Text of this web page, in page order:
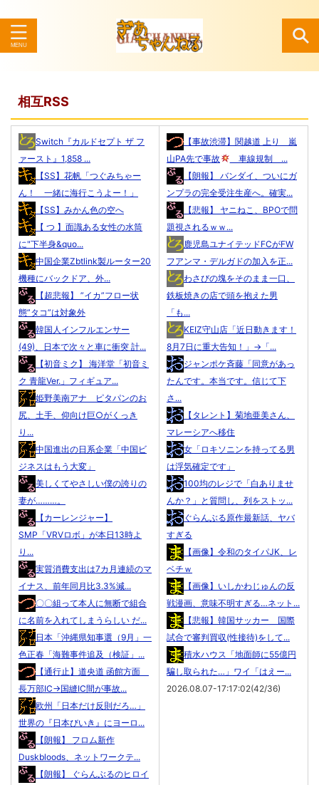
検索
相互RSS
Switch『カルドセプト ザ フ
ァースト』1,858 ...
【SS】花帆「つぐみちゃー
ん！ 一緒に海行こうよー！」
【SS】みかん色の空へ
【 つ 】面識ある女性の水筒
に"下半身&quo...
中国企業Zbtlink製ルーター20
機種にバックドア、外...
【超悲報】 ”イカ”フロー状
態”タコ”は対象外
韓国人インフルエンサー
(49)、日本で次々と車に衝突 計...
【初音ミク】 海洋堂「初音ミ
ク 青龍Ver.」フィギュア...
姫野美南アナ ピタパンのお
尻、土手、仰向け巨○がくっき
り...
中国進出の日系企業「中国ビ
ジネスはもう大変」
美しくてやさしい僕の誇りの
妻が………。
【カーレンジャー】
SMP「VRVロボ」が本日13時よ
り...
実質消費支出は7カ月連続のマ
イナス、前年同月比3.3%減...
〇〇組って本人に無断で組合
に名前を入れてしまうらしい だ...
日本「沖縄県知事選（9月」一
色正春「海難事件追及（検証」...
【通行止】道央道 函館方面
長万部IC→国縫IC間が事故...
欧州「日本だけ反則だろ…」
世界の『日本びいき』にヨーロ...
【朗報】 フロム新作
Duskbloods、ネットワークテ...
【朗報】 ぐらんぶるのヒロイ
【事故渋滞】関越道 上り 嵐
山PA先で事故
車線規制 ...
【朗報】 バンダイ、ついにガ
ンプラの完全受注生産へ。確実...
【悲報】 ヤニねこ、BPOで問
題視されるｗｗ...
鹿児島ユナイテッドFCがFW
フアンマ・デルガドの加入を正...
わさびの塊をそのまま一口、
鉄板焼きの店で頭を抱えた男
「も...
KEIZ守山店「近日動きます！
8月7日に重大告知！」→「...
ジャンポケ斉藤「同意があっ
たんです。本当です。信じて下
さ...
【タレント】菊地亜美さん、
マレーシアへ移住
女「ロキソニンを持ってる男
は浮気確定です」
100均のレジで「白ありませ
んか？」と質問し、列をストッ...
ぐらんぶる原作最新話、ヤバ
すぎる
【画像】令和のタイパJK、レ
ベチｗ
【画像】いしかわじゅんの反
戦漫画、意味不明すぎる…ネット...
【悲報】韓国サッカー 国際
試合で審判買収(性接待)をして...
積水ハウス「地面師に55億円
騙し取られた…」ワイ「はえー...
2026.08.07-17:17:02(42/36)